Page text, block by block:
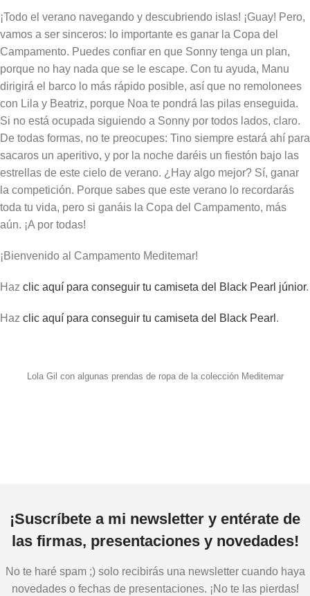
¡Todo el verano navegando y descubriendo islas! ¡Guay! Pero,
vamos a ser sinceros: lo importante es ganar la Copa del
Campamento. Puedes confiar en que Sonny tenga un plan,
porque no hay nada que se le escape. Con tu ayuda, Manu
dirigirá el barco lo más rápido posible, así que no remolonees
con Lila y Beatriz, porque Noa te pondrá las pilas enseguida.
Si no está ocupada siguiendo a Sonny por todos lados, claro.
De todas formas, no te preocupes: Tino siempre estará ahí para
sacaros un aperitivo, y por la noche daréis un fiestón bajo las
estrellas de este cielo de verano. ¿Hay algo mejor? Sí, ganar
la competición. Porque sabes que este verano lo recordarás
toda tu vida, pero si ganáis la Copa del Campamento, más
aún. ¡A por todas!
¡Bienvenido al Campamento Meditemar!
Haz clic aquí para conseguir tu camiseta del Black Pearl júnior.
Haz clic aquí para conseguir tu camiseta del Black Pearl .
Lola Gil con algunas prendas de ropa de la colección Meditemar
¡Suscríbete a mi newsletter y entérate de
las firmas, presentaciones y novedades!
No te haré spam ;) solo recibirás una newsletter cuando haya
novedades o fechas de presentaciones. ¡No te las pierdas!